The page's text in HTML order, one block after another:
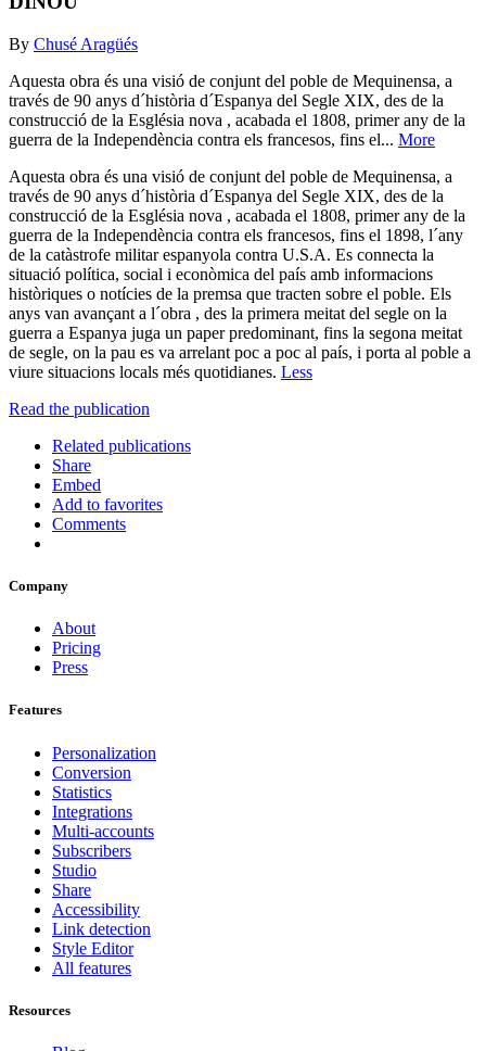
By Chusé Aragüés
Aquesta obra és una visió de conjunt del poble de Mequinensa, a
través de 90 anys d´història d´Espanya del Segle XIX, des de la
construcció de la Església nova , acabada el 1808, primer any de la
guerra de la Independència contra els francesos, fins el... More
Aquesta obra és una visió de conjunt del poble de Mequinensa, a
través de 90 anys d´història d´Espanya del Segle XIX, des de la
construcció de la Església nova , acabada el 1808, primer any de la
guerra de la Independència contra els francesos, fins el 1898, l´any
de la catàstrofe militar espanyola contra U.S.A. Es connecta la
situació política, social i econòmica del país amb informacions
històriques o notícies de la premsa que tracten sobre el poble. Els
anys van avançant a l´obra , des la primera meitat del segle on la
guerra a Espanya juga un paper predominant, fins la segona meitat
de segle, on la pau es va arrelant poc a poc al país, i porta al poble a
viure situacions locals més quotidianes. Less
Read the publication
Related publications
Share
Embed
Add to favorites
Comments
Company
About
Pricing
Press
Features
Personalization
Conversion
Statistics
Integrations
Multi-accounts
Subscribers
Studio
Share
Accessibility
Link detection
Style Editor
All features
Resources